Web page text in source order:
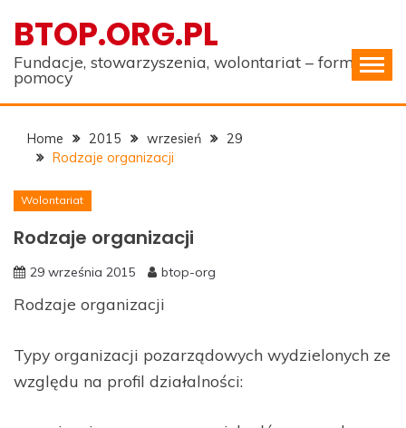
content
BTOP.ORG.PL
Fundacje, stowarzyszenia, wolontariat – formy
pomocy
Home 2015 wrzesień
29
Rodzaje organizacji
Wolontariat
Rodzaje organizacji
29 września 2015 btop-org
Rodzaje organizacji
Typy organizacji pozarządowych wydzielonych ze
względu na profil działalności: